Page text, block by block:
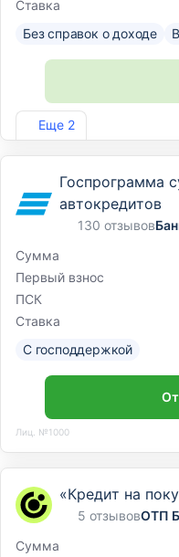
Еще 2
Ставка
Без справок о доходе
Лиц. №2275
Госпрограмма
автокредитов
130 отзывов
Сумма
Первый взнос
ПСК
Ставка
С господдержкой
Лиц. №1000
«Кредит на
5 отзывовОТП
Сумма